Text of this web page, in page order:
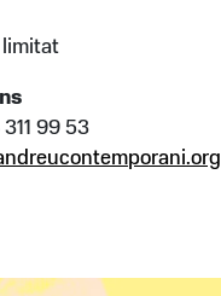
limitat
99 53